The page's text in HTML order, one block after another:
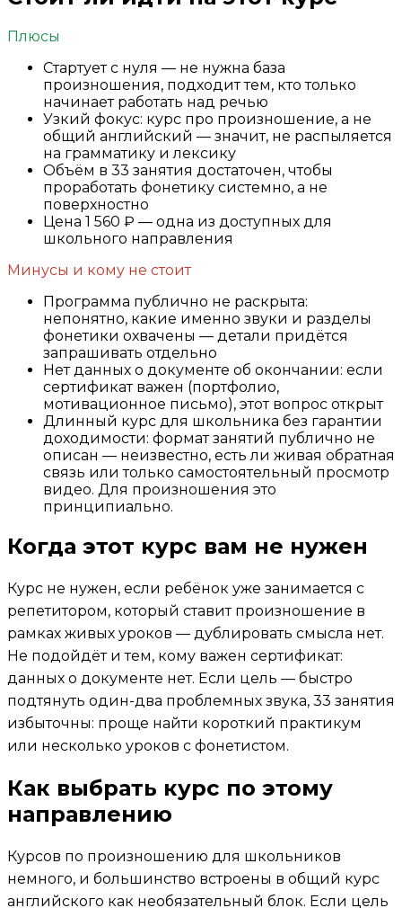
Плюсы
Стартует с нуля — не нужна база
произношения, подходит тем, кто только
начинает работать над речью
Узкий фокус: курс про произношение, а не
общий английский — значит, не распыляется
на грамматику и лексику
Объём в 33 занятия достаточен, чтобы
проработать фонетику системно, а не
поверхностно
Цена 1 560 ₽ — одна из доступных для
школьного направления
Минусы и кому не стоит
Программа публично не раскрыта:
непонятно, какие именно звуки и разделы
фонетики охвачены — детали придётся
запрашивать отдельно
Нет данных о документе об окончании: если
сертификат важен (портфолио,
мотивационное письмо), этот вопрос открыт
Длинный курс для школьника без гарантии
доходимости: формат занятий публично не
описан — неизвестно, есть ли живая обратная
связь или только самостоятельный просмотр
видео. Для произношения это
принципиально.
Когда этот курс вам не нужен
Курс не нужен, если ребёнок уже занимается с
репетитором, который ставит произношение в
рамках живых уроков — дублировать смысла нет.
Не подойдёт и тем, кому важен сертификат:
данных о документе нет. Если цель — быстро
подтянуть один-два проблемных звука, 33 занятия
избыточны: проще найти короткий практикум
или несколько уроков с фонетистом.
Как выбрать курс по этому
направлению
Курсов по произношению для школьников
немного, и большинство встроены в общий курс
английского как необязательный блок. Если цель